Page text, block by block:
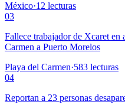
México·12 lecturas
03
Fallece trabajador de Xcaret en
Carmen a Puerto Morelos
Playa del Carmen·583 lecturas
04
Reportan a 23 personas